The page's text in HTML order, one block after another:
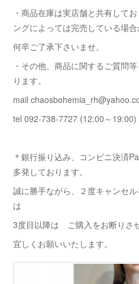
・商品在庫は実店舗と共有して
ングによっては完売している場合
何卒ご了承下さいませ。
・その他、商品に関するご質問
ります。
mail
tel 092-738-7727 (12:00～19:00)
＊銀行振り込み、コンビニ決済
多発しております。
誠に勝手ながら、２度キャンセ
は
3度目以降は ご購入をお断りさ
宜しくお願いいたします。